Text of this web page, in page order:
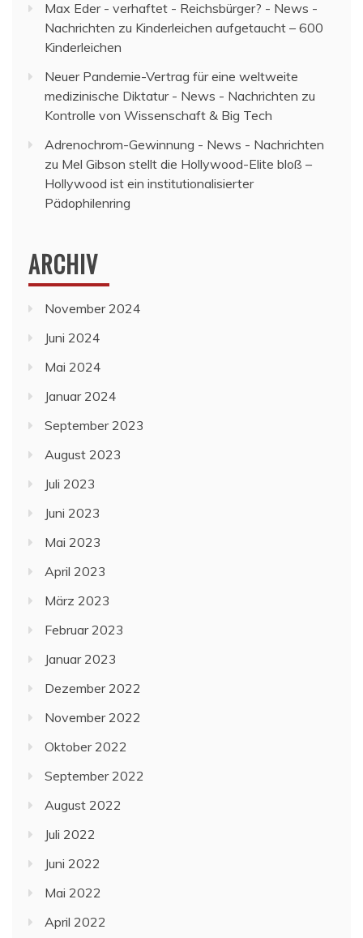
Max Eder - verhaftet - Reichsbürger? - News -
Nachrichten zu Kinderleichen aufgetaucht – 600
Kinderleichen
Neuer Pandemie-Vertrag für eine weltweite
medizinische Diktatur - News - Nachrichten zu
Kontrolle von Wissenschaft & Big Tech
Adrenochrom-Gewinnung - News - Nachrichten
zu Mel Gibson stellt die Hollywood-Elite bloß –
Hollywood ist ein institutionalisierter
Pädophilenring
ARCHIV
November 2024
Juni 2024
Mai 2024
Januar 2024
September 2023
August 2023
Juli 2023
Juni 2023
Mai 2023
April 2023
März 2023
Februar 2023
Januar 2023
Dezember 2022
November 2022
Oktober 2022
September 2022
August 2022
Juli 2022
Juni 2022
Mai 2022
April 2022